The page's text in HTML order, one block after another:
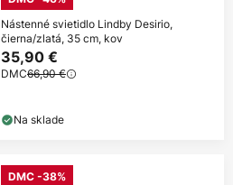
Nástenné svietidlo Lindby Desirio,
čierna/zlatá, 35 cm, kov
35,90 €
DMC66,90 €
Na sklade
DMC -38%